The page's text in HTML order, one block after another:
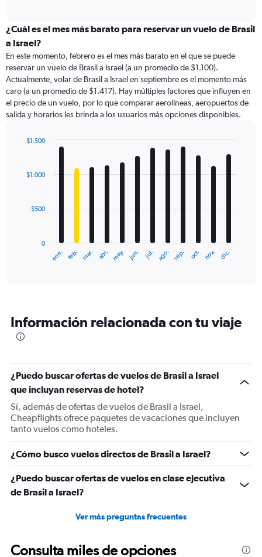
categories.
Range:
categories.
The
chart
has
1
Y
displaying
¿Cuál es el mes más barato para reservar un vuelo de Brasil
a Israel?
En este momento, febrero es el mes más barato en el que se puede
reservar un vuelo de Brasil a Israel (a un promedio de $1.100).
Actualmente, volar de Brasil a Israel en septiembre es el momento más
caro (a un promedio de $1.417). Hay múltiples factores que influyen en
el precio de un vuelo, por lo que comparar aerolíneas, aeropuertos de
salida y horarios les brinda a los usuarios más opciones disponibles.
with
12
The
categories.
The
Y
axis
displaying
values.
Range:
0
1500.
ene. feb. mar. abr. may. jun. jul. ago. sep. oct. nov. dic.
0
$500
$1.000
$1.500
Información relacionada con tu viaje
¿Puedo buscar ofertas de vuelos de Brasil a Israel
que incluyan reservas de hotel?
Sí, además de ofertas de vuelos de Brasil a Israel,
Cheapflights ofrece paquetes de vacaciones que incluyen
tanto vuelos como hoteles.
¿Cómo busco vuelos directos de Brasil a Israel?
¿Puedo buscar ofertas de vuelos en clase ejecutiva
de Brasil a Israel?
Ver más preguntas frecuentes
Consulta miles de opciones